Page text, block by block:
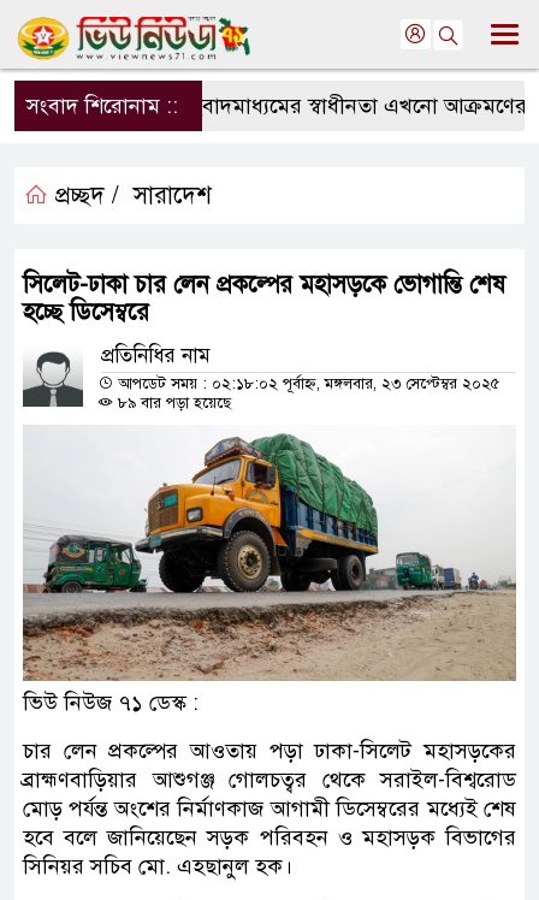
সংবাদ শিরোনাম ::সংবাদমাধ্যমের স্বাধীনতা এখনো আক্রমণের
প্রচ্ছদ / সারাদেশ
সিলেট-ঢাকা চার লেন প্রকল্পের মহাসড়কে ভোগান্তি শেষ
হচ্ছে ডিসেম্বরে
প্রতিনিধির নাম
আপডেট সময় : ০২:১৮:০২ পূর্বাহ্ন, মঙ্গলবার, ২৩ সেপ্টেম্বর ২০২৫
৮৯ বার পড়া হয়েছে
ভিউ নিউজ ৭১ ডেস্ক :
চার লেন প্রকল্পের আওতায় পড়া ঢাকা-সিলেট মহাসড়কের
ব্রাহ্মণবাড়িয়ার আশুগঞ্জ গোলচত্বর থেকে সরাইল-বিশ্বরোড
মোড় পর্যন্ত অংশের নির্মাণকাজ আগামী ডিসেম্বরের মধ্যেই শেষ
হবে বলে জানিয়েছেন সড়ক পরিবহন ও মহাসড়ক বিভাগের
সিনিয়র সচিব মো. এহছানুল হক।